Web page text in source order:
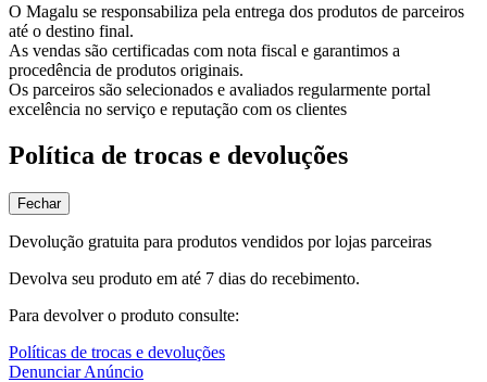
O Magalu se responsabiliza pela entrega dos produtos de parceiros
até o destino final.
As vendas são certificadas com nota fiscal e garantimos a
procedência de produtos originais.
Os parceiros são selecionados e avaliados regularmente portal
excelência no serviço e reputação com os clientes
Política de trocas e devoluções
Fechar
Devolução gratuita para produtos vendidos por lojas parceiras
Devolva seu produto em até 7 dias do recebimento.
Para devolver o produto consulte:
Políticas de trocas e devoluções
Denunciar Anúncio